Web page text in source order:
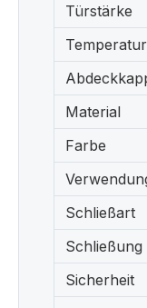
Türstärke
Material
Farbe
Schließart
Schließung
Sicherheit